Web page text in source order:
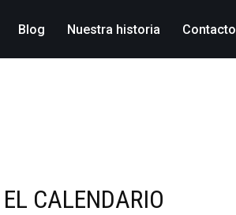
Blog Nuestra historia Contacto
CALENDARIO